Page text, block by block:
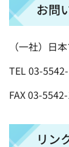
お問
（一社）日
TEL 03-
FAX 03-
リン